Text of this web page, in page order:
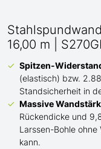
16,00 m |
Spitzen-
(elastisch) bzw.
Standsicherheit in
Massive
Rückendicke und
Larssen-Bohle
kann.